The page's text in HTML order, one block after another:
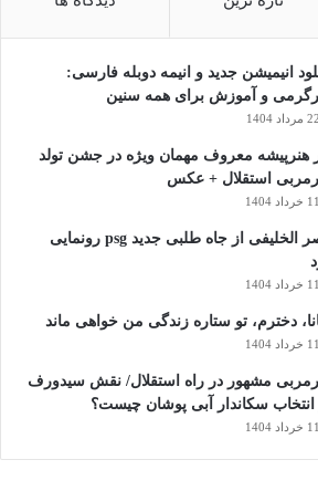
انیمیشن جدید و انیمه دوبله فارسی:
و آموزش برای همه سنین
22 مرداد 1404
هنرپیشه معروف مهمان ویژه در جشن تولد
استقلال + عکس
11 خرداد 1404
ناصر الخلیفی از جاه طلبی جدید psg رونمایی
11 خرداد 1404
دخترم، تو ستاره زندگی من خواهی ماند
11 خرداد 1404
مشهور در راه استقلال/ نقش سیدورف
انتخاب سکاندار آبی پوشان چیست؟
11 خرداد 1404